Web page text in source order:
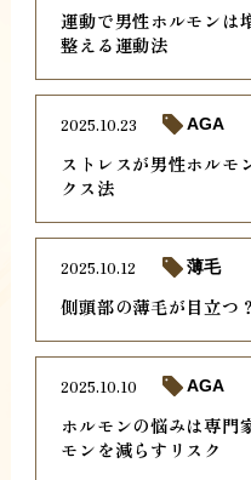
運動で男性ホルモンは
整える運動法
ストレスが男性ホルモ
クス法
2025.10.23 AGA
側頭部の薄毛が目立つ
2025.10.12 薄毛
ホルモンの悩みは専門
モンを減らすリスク
2025.10.10 AGA